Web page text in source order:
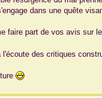
dans une quête
faire part de vos avis sur
l'écoute des critiques